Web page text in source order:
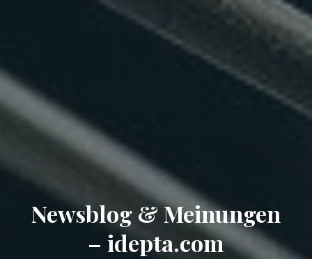
Newsblog & Meinungen
– idepta.com